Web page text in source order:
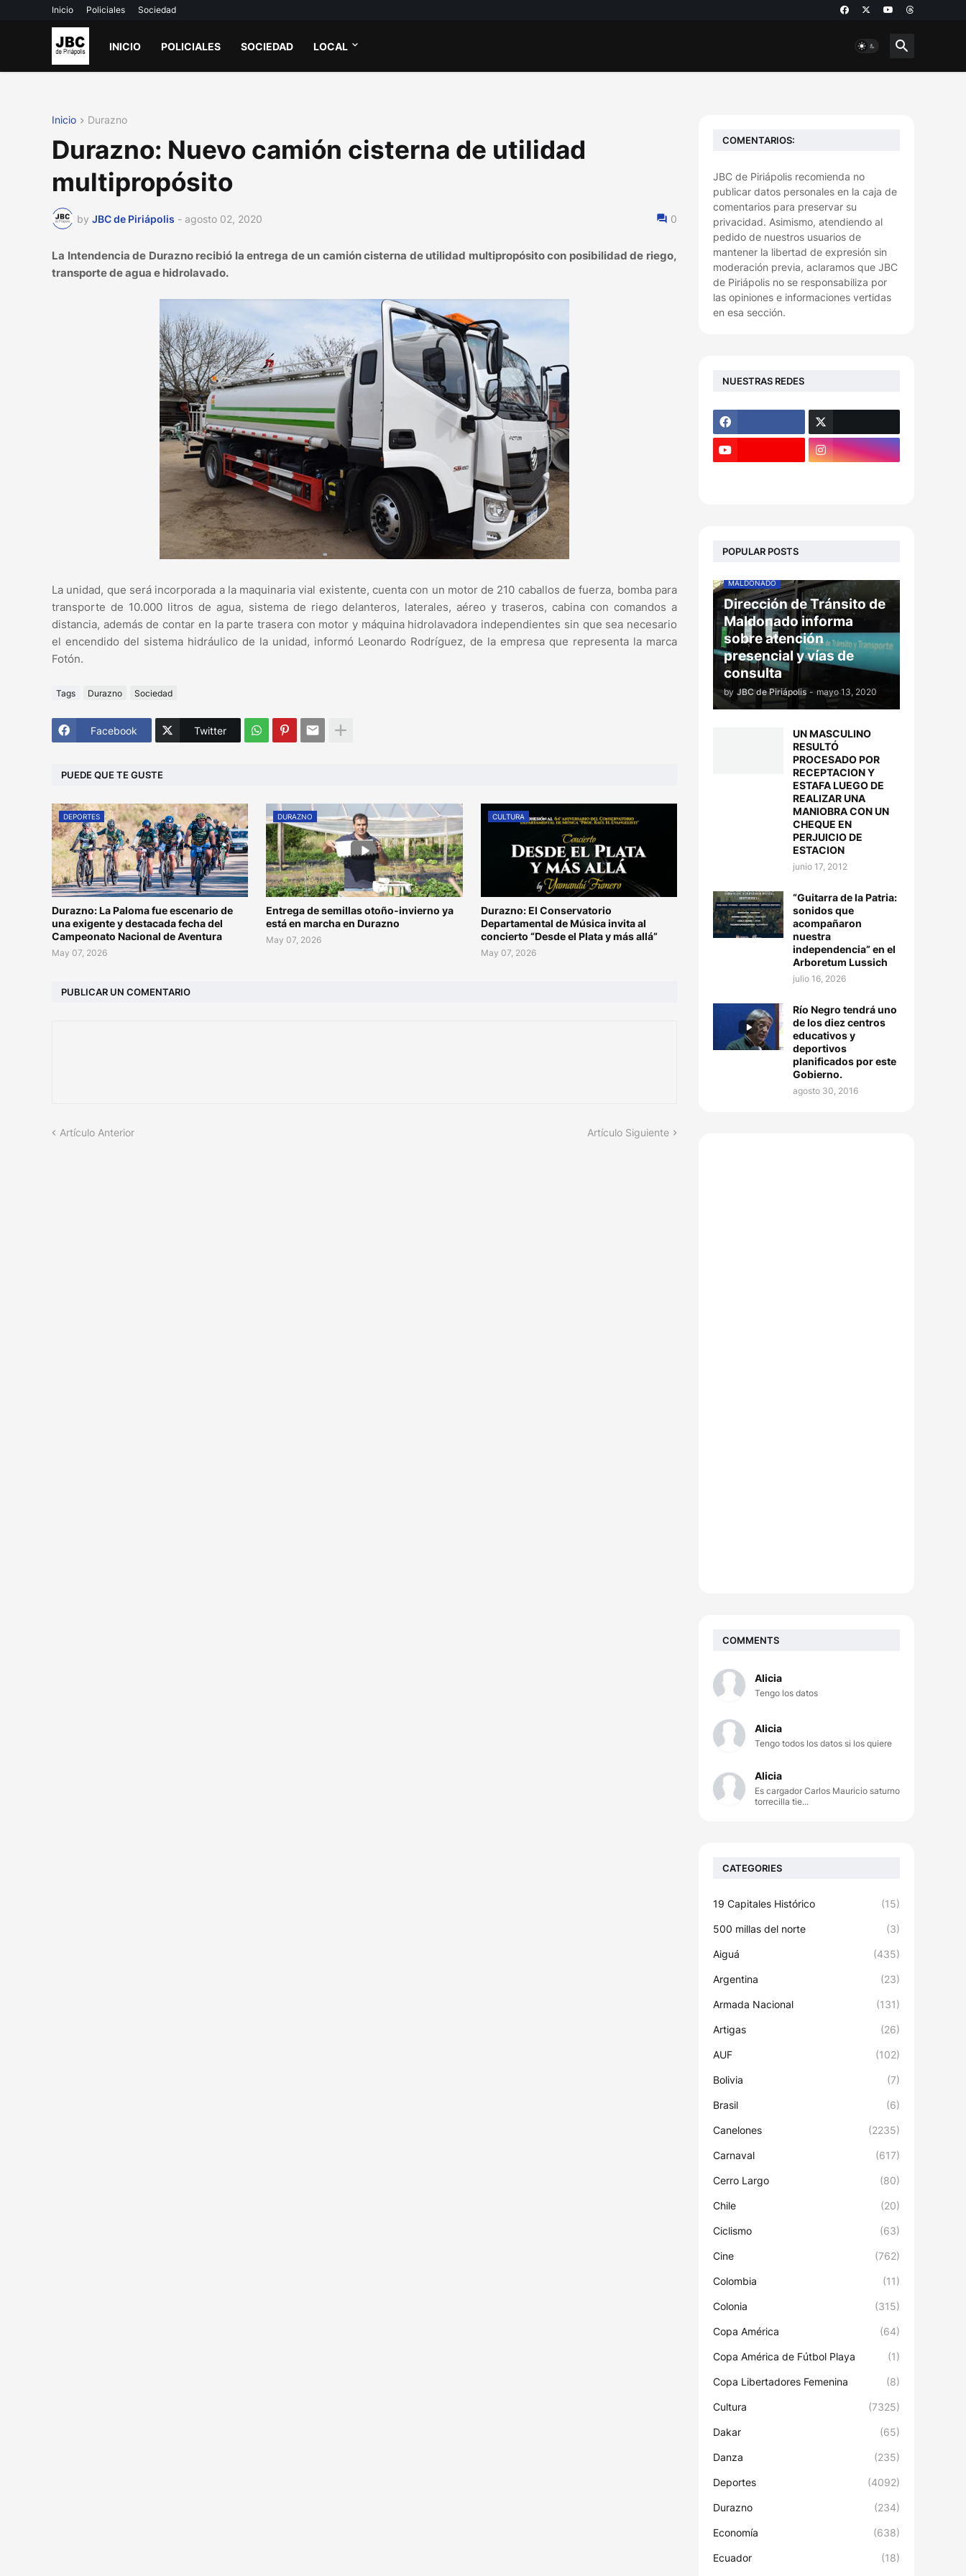
Inicio Policiales Sociedad
INICIO POLICIALES SOCIEDAD LOCAL
Inicio Durazno
Durazno: Nuevo camión cisterna de utilidad
multipropósito
by JBC de Piriápolis - agosto 02, 2020 0
La Intendencia de Durazno recibió la entrega de un camión cisterna de utilidad multipropósito con posibilidad de riego,
transporte de agua e hidrolavado.
La unidad, que será incorporada a la maquinaria vial existente, cuenta con un motor de 210 caballos de fuerza, bomba para
transporte de 10.000 litros de agua, sistema de riego delanteros, laterales, aéreo y traseros, cabina con comandos a
distancia, además de contar en la parte trasera con motor y máquina hidrolavadora independientes sin que sea necesario
el encendido del sistema hidráulico de la unidad, informó Leonardo Rodríguez, de la empresa que representa la marca
Fotón.
Tags Durazno Sociedad
Facebook Twitter
PUEDE QUE TE GUSTE
DEPORTES
Durazno: La Paloma fue escenario de
una exigente y destacada fecha del
Campeonato Nacional de Aventura
May 07, 2026
DURAZNO
Entrega de semillas otoño-invierno ya
está en marcha en Durazno
May 07, 2026
CULTURA
Durazno: El Conservatorio
Departamental de Música invita al
concierto “Desde el Plata y más allá”
May 07, 2026
PUBLICAR UN COMENTARIO
Artículo Anterior Artículo Siguiente
COMENTARIOS:
JBC de Piriápolis recomienda no
publicar datos personales en la caja de
comentarios para preservar su
privacidad. Asimismo, atendiendo al
pedido de nuestros usuarios de
mantener la libertad de expresión sin
moderación previa, aclaramos que JBC
de Piriápolis no se responsabiliza por
las opiniones e informaciones vertidas
en esa sección.
NUESTRAS REDES
POPULAR POSTS
MALDONADO
Dirección de Tránsito de
Maldonado informa
sobre atención
presencial y vías de
consulta
by JBC de Piriápolis - mayo 13, 2020
UN MASCULINO
RESULTÓ
PROCESADO POR
RECEPTACION Y
ESTAFA LUEGO DE
REALIZAR UNA
MANIOBRA CON UN
CHEQUE EN
PERJUICIO DE
ESTACION
junio 17, 2012
“Guitarra de la Patria:
sonidos que
acompañaron
nuestra
independencia” en el
Arboretum Lussich
julio 16, 2026
Río Negro tendrá uno
de los diez centros
educativos y
deportivos
planificados por este
Gobierno.
agosto 30, 2016
COMMENTS
Alicia
Tengo los datos
Alicia
Tengo todos los datos si los quiere
Alicia
Es cargador Carlos Mauricio saturno
torrecilla tie...
CATEGORIES
19 Capitales Histórico (15)
500 millas del norte (3)
Aiguá (435)
Argentina (23)
Armada Nacional (131)
Artigas (26)
AUF (102)
Bolivia (7)
Brasil (6)
Canelones (2235)
Carnaval (617)
Cerro Largo (80)
Chile (20)
Ciclismo (63)
Cine (762)
Colombia (11)
Colonia (315)
Copa América (64)
Copa América de Fútbol Playa (1)
Copa Libertadores Femenina (8)
Cultura (7325)
Dakar (65)
Danza (235)
Deportes (4092)
Durazno (234)
Economía (638)
Ecuador (18)